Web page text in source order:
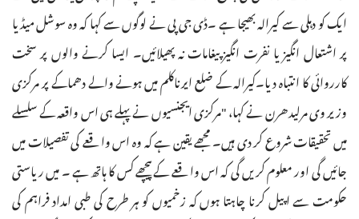
ایک کو دہلی سے کیرالہ بھیجا ہے ۔ڈی جی پی نے لوگوں سے کہا کہ وہ سوشل میڈیا
پر اشتعال انگیز یا نفرت انگیز پیغامات نہ پھیلائیں۔ ایسا کرنے والوں پر سخت
کارروائی کا انتباہ دیا۔کیرالہ کے ضلع ایرناکلم میں ہونے والے دھماکے پر مرکزی
وزیر وی مرلیدھرن نے کہا، "مرکزی ایجنسیوں نے پہلے ہی اس واقعہ کے سلسلے
میں تحقیقات شروع کر دی ہیں۔ مجھے یقین ہے کہ وہ اس واقعے کی تفصیلات میں
جائیں گی اور معلوم کریں گی کہ اس واقعے کے پیچھے کس کا ہاتھ ہے ۔ میں ریاستی
حکومت سے اپیل کرنا چاہتا ہوں کہ زخمیوں کو ہر طرح کی طبی امداد فراہم کی